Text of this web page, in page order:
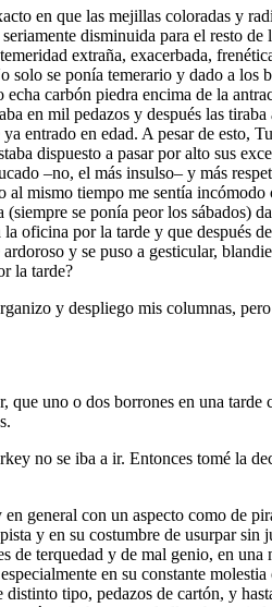
en que las mejillas coloradas y
disminuida para el resto
extraña, exacerbada,
se ponía temerario y dado a
carbón piedra encima de la
en mil pedazos y después las
entrado en edad. A pesar de
dispuesto a pasar por alto sus
–no, el más insulso– y más
mismo tiempo me sentía
se ponía peor los sábados)
por la tarde y que después
y se puso a gesticular,
la tarde?
y despliego mis columnas,
uno o dos borrones en una
no se iba a ir. Entonces tomé la
general con un aspecto como de
y en su costumbre de usurpar
terquedad y de mal genio, en
en su constante
tipo, pedazos de cartón, y